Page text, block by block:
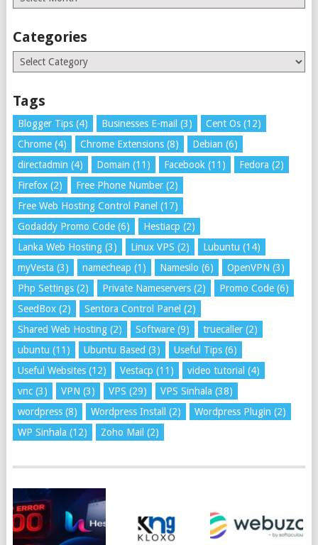
Categories
Categories
Tags
Blogger Tips(4) Businesses E-mail (3) Cent Os(12)
Chrome(4) Chrome Extensions(8) Debian (6)
directadmin (4) Domain (11) Facebook (11) Fedora (2)
Firefox(2) Free Phone Number(2)
Free Web Hosting Control Panel (17)
Godaddy Promo Code(6) Hestiacp (2)
Lanka Web Hosting(3) Linux VPS (2) Lubuntu (14)
myVesta (3) namecheap (1) Namesilo (6) OpenVPN (3)
Php Settings(2) Private Nameservers(2) Promo Code(6)
SeedBox(2) Sentora Control Panel (2)
Shared Web Hosting(2) Software(9) truecaller(2)
ubuntu (11) Ubuntu Based (3) Useful Tips(6)
Useful Websites(12) Vestacp (11) video tutorial (4)
vnc(3) VPN (3) VPS (29) VPS Sinhala (38)
wordpress(8) Wordpress Install (2) Wordpress Plugin (2)
WP Sinhala (12) Zoho Mail (2)